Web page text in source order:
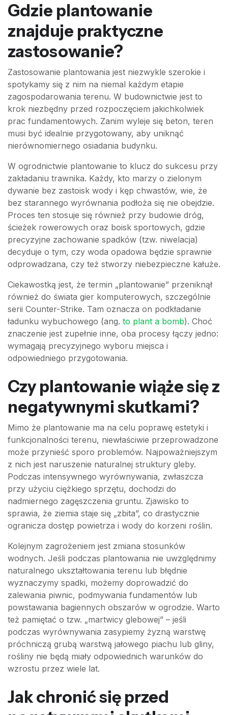
Gdzie plantowanie
znajduje praktyczne
zastosowanie?
Zastosowanie plantowania jest niezwykle szerokie i
spotykamy się z nim na niemal każdym etapie
zagospodarowania terenu. W budownictwie jest to
krok niezbędny przed rozpoczęciem jakichkolwiek
prac fundamentowych. Zanim wyleje się beton, teren
musi być idealnie przygotowany, aby uniknąć
nierównomiernego osiadania budynku.
W ogrodnictwie plantowanie to klucz do sukcesu przy
zakładaniu trawnika. Każdy, kto marzy o zielonym
dywanie bez zastoisk wody i kęp chwastów, wie, że
bez starannego wyrównania podłoża się nie obejdzie.
Proces ten stosuje się również przy budowie dróg,
ścieżek rowerowych oraz boisk sportowych, gdzie
precyzyjne zachowanie spadków (tzw. niwelacja)
decyduje o tym, czy woda opadowa będzie sprawnie
odprowadzana, czy też stworzy niebezpieczne kałuże.
Ciekawostką jest, że termin „plantowanie” przeniknął
również do świata gier komputerowych, szczególnie
serii Counter-Strike. Tam oznacza on podkładanie
ładunku wybuchowego (ang. to plant a bomb). Choć
znaczenie jest zupełnie inne, oba procesy łączy jedno:
wymagają precyzyjnego wyboru miejsca i
odpowiedniego przygotowania.
Czy plantowanie wiąże się z
negatywnymi skutkami?
Mimo że plantowanie ma na celu poprawę estetyki i
funkcjonalności terenu, niewłaściwie przeprowadzone
może przynieść sporo problemów. Najpoważniejszym
z nich jest naruszenie naturalnej struktury gleby.
Podczas intensywnego wyrównywania, zwłaszcza
przy użyciu ciężkiego sprzętu, dochodzi do
nadmiernego zagęszczenia gruntu. Zjawisko to
sprawia, że ziemia staje się „zbita”, co drastycznie
ogranicza dostęp powietrza i wody do korzeni roślin.
Kolejnym zagrożeniem jest zmiana stosunków
wodnych. Jeśli podczas plantowania nie uwzględnimy
naturalnego ukształtowania terenu lub błędnie
wyznaczymy spadki, możemy doprowadzić do
zalewania piwnic, podmywania fundamentów lub
powstawania bagiennych obszarów w ogrodzie. Warto
też pamiętać o tzw. „martwicy glebowej” – jeśli
podczas wyrównywania zasypiemy żyzną warstwę
próchniczą grubą warstwą jałowego piachu lub gliny,
rośliny nie będą miały odpowiednich warunków do
wzrostu przez wiele lat.
Jak chronić się przed